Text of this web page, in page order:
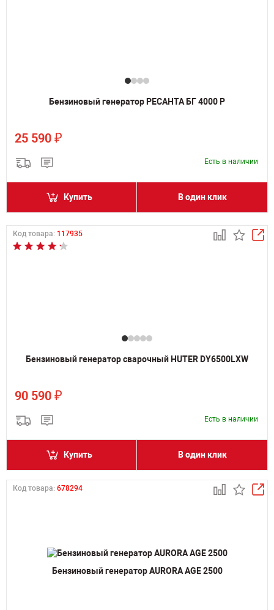
Бензиновый генератор РЕСАНТА БГ 4000 Р
25 590 ₽
Есть в наличии
Купить В один клик
Код товара: 117935
Бензиновый генератор сварочный HUTER DY6500LXW
90 590 ₽
Есть в наличии
Купить В один клик
Код товара: 678294
Бензиновый генератор AURORA AGE 2500